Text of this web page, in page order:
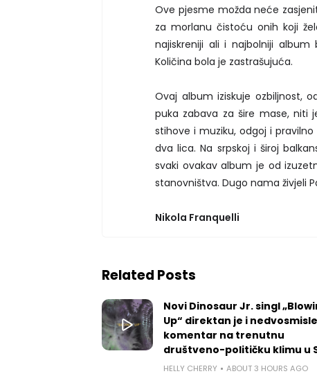
Ove pjesme možda neće
za morlanu čistoću onih koji
najiskreniji ali i najbolniji album
Količina bola je zastrašujuća.
Ovaj album iziskuje ozbiljnost,
puka zabava za šire mase, niti
stihove i muziku, odgoj i
dva lica. Na srpskoj i široj
svaki ovakav album je od
stanovništva. Dugo nama živjeli
Nikola Franquelli
Related Posts
Novi Dinosaur Jr. singl
Up“ direktan je i
komentar na trenutnu
društveno-političku klimu u
HELLY CHERRY ABOUT 3 HOURS AGO